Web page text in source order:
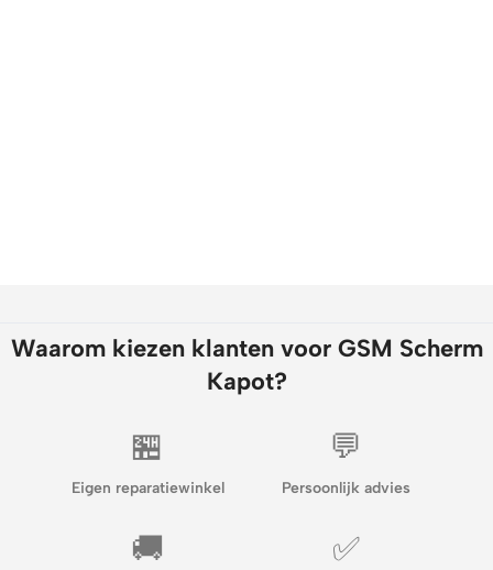
Waarom kiezen klanten voor GSM Scherm
Kapot?
🏪
Eigen reparatiewinkel
💬
Persoonlijk advies
🚚 ✅